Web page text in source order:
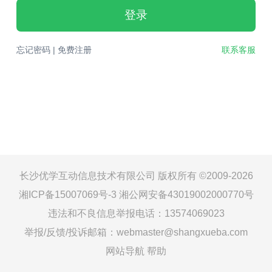
登录
忘记密码| 免费注册 联系客服
长沙优学互动信息技术有限公司 版权所有 ©2009-2026
湘ICP备15007069号-3 湘公网安备43019002000770号
违法和不良信息举报电话：13574069023
举报/反馈/投诉邮箱：webmaster@shangxueba.com
网站导航 帮助